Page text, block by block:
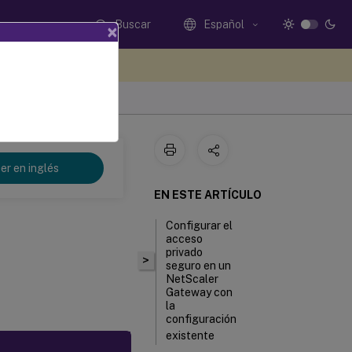
Buscar Español
en inglés
>
EN ESTE ARTÍCULO
Configurar el
acceso
privado
seguro en un
NetScaler
Gateway con
la
configuración
existente
×